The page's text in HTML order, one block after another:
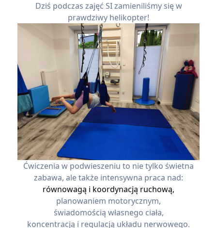
Dziś podczas zajęć SI zamieniliśmy się w
prawdziwy helikopter!
Ćwiczenia w podwieszeniu to nie tylko świetna
zabawa, ale także intensywna praca nad:
równowagą i koordynacją ruchową,
planowaniem motorycznym,
świadomością własnego ciała,
koncentracją i regulacją układu nerwowego.